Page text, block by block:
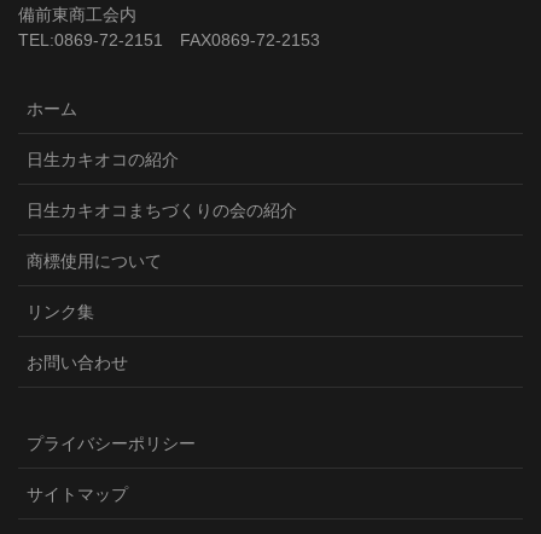
備前東商工会内
TEL:0869-72-2151 FAX0869-72-2153
ホーム
日生カキオコの紹介
日生カキオコまちづくりの会の紹介
商標使用について
リンク集
お問い合わせ
プライバシーポリシー
サイトマップ